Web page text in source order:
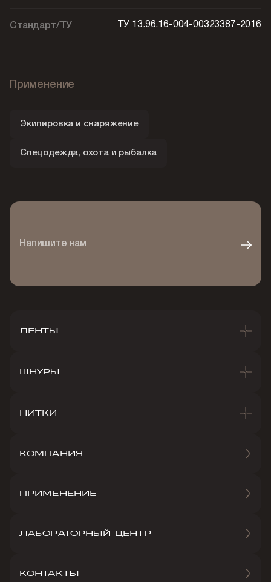
Стандарт/ТУ ТУ 13.96.16-004-00323387-2016
Применение
Экипировка и снаряжение
Спецодежда, охота и рыбалка
Напишите нам
КОМПАНИЯ
ПРИМЕНЕНИЕ
ЛАБОРАТОРНЫЙ ЦЕНТР
КОНТАКТЫ
ЛЕНТЫ
ШНУРЫ
НИТКИ